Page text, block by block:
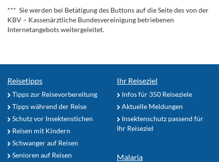
*** Sie werden bei Betätigung des Buttons auf die Seite des von der
KBV – Kassenärztliche Bundesvereinigung betriebenen
Internetangebots weitergeleitet.
Reisetipps
Tipps zur Reisevorbereitung
Tipps während der Reise
Schutz vor Insektenstichen
Reisen mit Kindern
Schwanger auf Reisen
Senioren auf Reisen
Ihr Reiseziel
Infos für 350 Reiseziele
Aktuelle Meldungen
Insektenschutz passend für
Ihr Reiseziel
Malaria